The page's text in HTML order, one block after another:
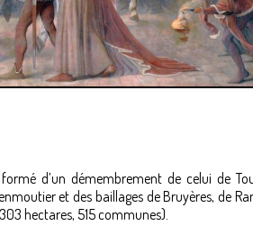
d’un démembrement de celui de
et des baillages de Bruyères, de
hectares, 515 communes).